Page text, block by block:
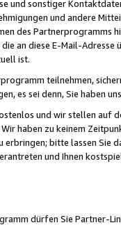
und sonstiger
und andere
des Partnerprogramms
an diese E-Mail-
ist.
teilnehmen,
es sei denn, Sie haben
und wir stellen auf
haben zu keinem
bitte lassen Sie
und Ihnen
dürfen Sie Partner-